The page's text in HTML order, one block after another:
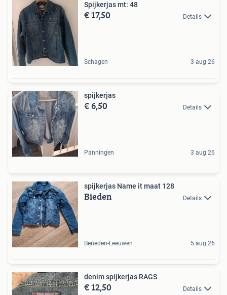
Spijkerjas mt: 48
€ 17,50 Details
Schagen 3 aug 26
spijkerjas
€ 6,50 Details
Panningen 3 aug 26
spijkerjas Name it maat 128
Bieden Details
Beneden-Leeuwen 5 aug 26
denim spijkerjas RAGS
€ 12,50 Details